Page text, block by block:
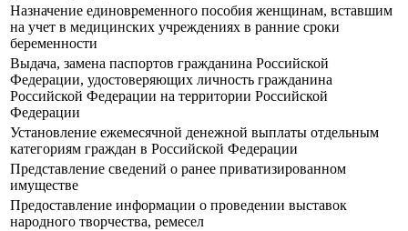
Назначение единовременного пособия женщинам, вставшим
на учет в медицинских учреждениях в ранние сроки
беременности
Выдача, замена паспортов гражданина Российской
Федерации, удостоверяющих личность гражданина
Российской Федерации на территории Российской
Федерации
Установление ежемесячной денежной выплаты отдельным
категориям граждан в Российской Федерации
Представление сведений о ранее приватизированном
имуществе
Предоставление информации о проведении выставок
народного творчества, ремесел